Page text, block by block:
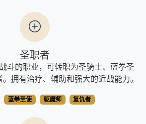
圣职者
斗的职业，可转职为圣骑士、蓝拳圣
拥有治疗、辅助和强大的近战能力。
蓝拳圣使 驱魔师 复仇者